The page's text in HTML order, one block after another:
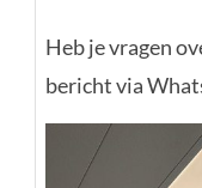
Heb je vragen
bericht via